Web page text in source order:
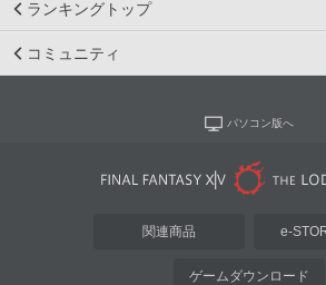
ランキングトップ
コミュニティ
パソコン版へ
関連商品 e-
ゲームダウンロード